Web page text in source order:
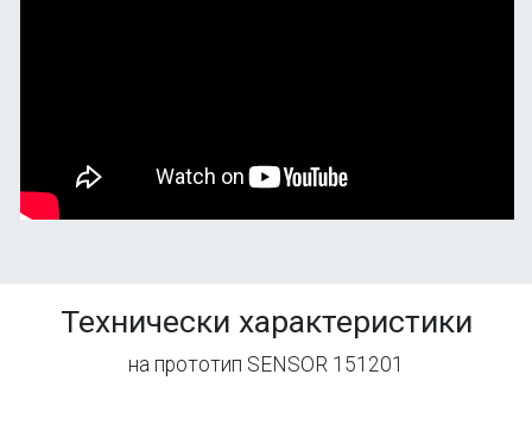
Технически характеристики
на прототип SENSOR 151201